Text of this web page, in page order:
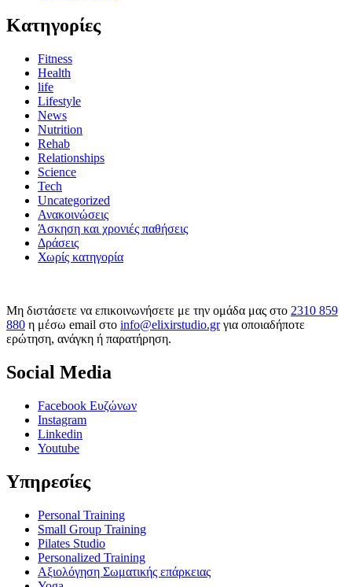
Kατηγορίες
Fitness
Health
life
Lifestyle
News
Nutrition
Rehab
Relationships
Science
Tech
Uncategorized
Ανακοινώσεις
Άσκηση και χρονιές παθήσεις
Δράσεις
Χωρίς κατηγορία
Μη διστάσετε να επικοινωνήσετε με την ομάδα μας στο 2310 859
880 η μέσω email στο info@elixirstudio.grγια οποιαδήποτε
ερώτηση, ανάγκη ή παρατήρηση.
Social Media
Facebook Ευζώνων
Instagram
Linkedin
Youtube
Υπηρεσίες
Personal Training
Small Group Training
Pilates Studio
Personalized Training
Αξιολόγηση Σωματικής επάρκειας